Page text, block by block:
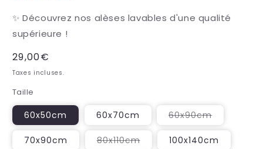
✨ Découvrez nos alèses lavables d'une qualité
supérieure !
Prix
habituel
29,00€
Taxes incluses.
Taille
60x50cm 60x70cm 60x90cmVariante
70x90cm 80x110cmVariante100x140cm